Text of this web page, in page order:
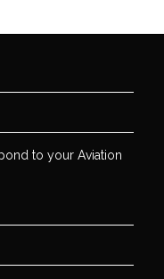
to your Aviation